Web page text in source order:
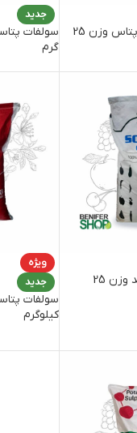
سولفات پتاسیم هلیو پتاس وزن 25
جدید
گرم
سولفات پتاسیم مونبند وزن 25
ویژه
جدید
کیلوگرم